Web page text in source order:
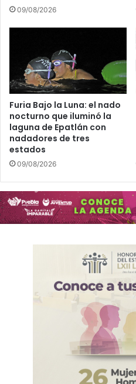
o
p
l
r
e
t
i
r
o
N
I
F
r
o
o
!
D
e
s
c
u
e
c
ó
09/08/2026
Furia Bajo la Luna: el nado
nocturno que iluminó la
laguna de Epatlán con
nadadores de tres
estados
09/08/2026